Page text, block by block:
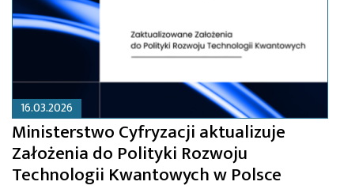
16.03.2026
Ministerstwo Cyfryzacji aktualizuje
Założenia do Polityki Rozwoju
Technologii Kwantowych w Polsce